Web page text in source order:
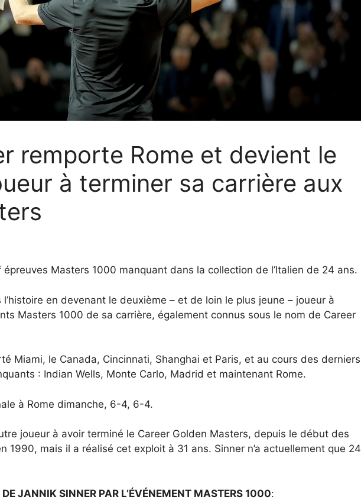
remporte Rome et devient le
à terminer sa carrière aux
Masters 1000 manquant dans la collection de l’Italien de 24 ans.
en devenant le deuxième – et de loin le plus jeune – joueur à
Masters 1000 de sa carrière, également connus sous le nom de Career
Miami, le Canada, Cincinnati, Shanghai et Paris, et au cours des derniers
: Indian Wells, Monte Carlo, Madrid et maintenant Rome.
à Rome dimanche, 6-4, 6-4.
joueur à avoir terminé le Career Golden Masters, depuis le début des
1990, mais il a réalisé cet exploit à 31 ans. Sinner n’a actuellement que 24
DE JANNIK SINNER PAR L’ÉVÉNEMENT MASTERS 1000: